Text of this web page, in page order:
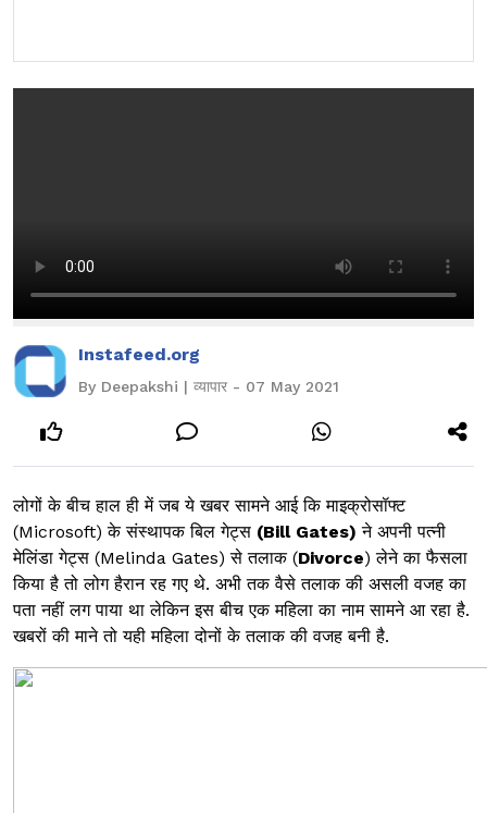
Instafeed.org
By Deepakshi | व्यापार - 07 May 2021
लोगों के बीच हाल ही में जब ये खबर सामने आई कि माइक्रोसॉफ्ट
(Microsoft) के संस्थापक बिल गेट्स (Bill Gates) ने अपनी पत्नी
मेलिंडा गेट्स (Melinda Gates) से तलाक (Divorce) लेने का फैसला
किया है तो लोग हैरान रह गए थे. अभी तक वैसे तलाक की असली वजह का
पता नहीं लग पाया था लेकिन इस बीच एक महिला का नाम सामने आ रहा है.
खबरों की माने तो यही महिला दोनों के तलाक की वजह बनी है.